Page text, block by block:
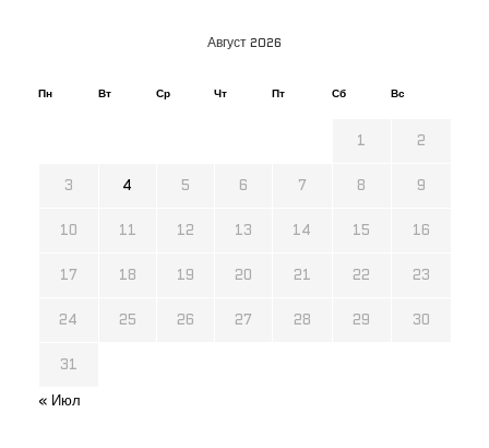
Август 2026
Пн Вт Ср Чт Пт Сб Вс
1 2
3 4 5 6 7 8 9
10 11 12 13 14 15 16
17 18 19 20 21 22 23
24 25 26 27 28 29 30
31
« Июл